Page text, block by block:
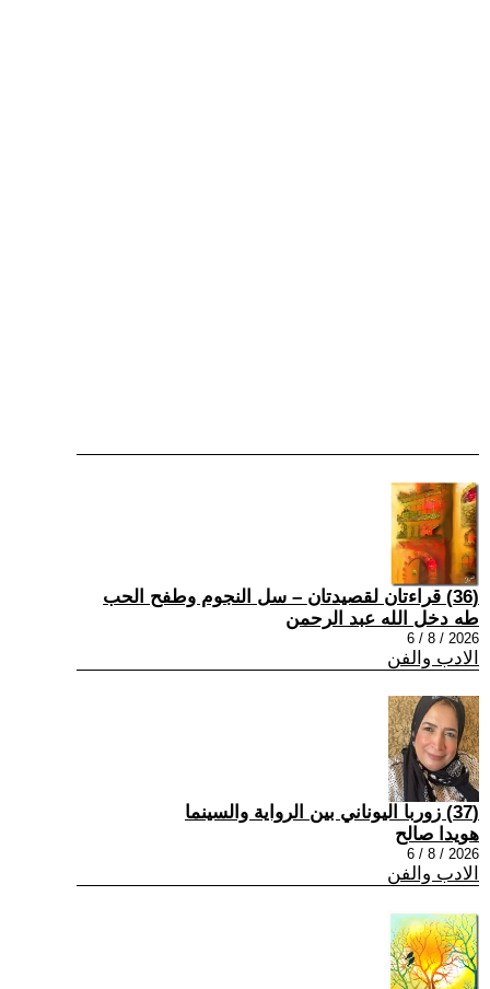
(36) قراءتان لقصيدتان – سل النجوم وطفح الحب
طه دخل الله عبد الرحمن
2026 / 8 / 6
الادب والفن
(37) زوربا اليوناني بين الرواية والسينما
هويدا صالح
2026 / 8 / 6
الادب والفن